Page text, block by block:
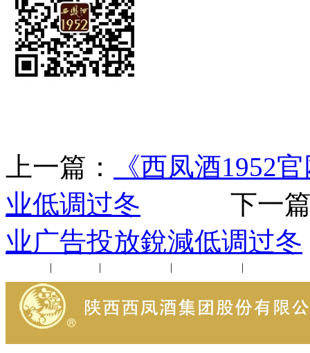
上一篇：
《西凤酒1952
业低调过冬 下一篇
业广告投放銳減低调过冬
| | | |